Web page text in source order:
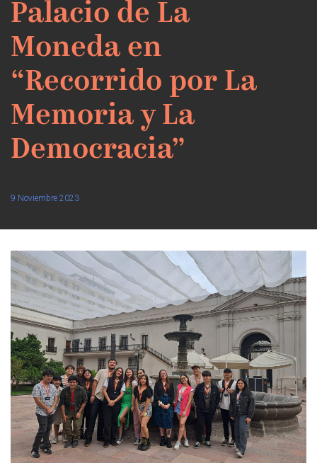
Palacio de La
Moneda en
“Recorrido por La
Memoria y La
Democracia”
9 Noviembre 2023